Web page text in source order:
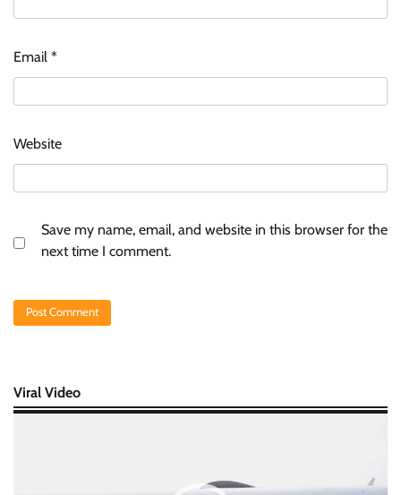
Email *
Website
Save my name, email, and website in this browser for the
next time I comment.
Viral Video